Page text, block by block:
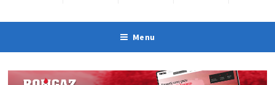
Menu